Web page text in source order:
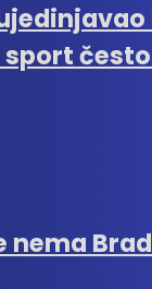
sport
nema